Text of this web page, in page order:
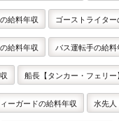
の給料年収 ゴーストライター
の給料年収 バス運転手の給料
収 船長【タンカー・フェリー
ィーガードの給料年収 水先人